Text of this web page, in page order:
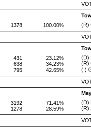
1378 100.00% (R)
431 23.12%
(D)
638 34.23%
(R)
795 42.65% (I)
3192 71.41%
(D)
1278 28.59% (R)